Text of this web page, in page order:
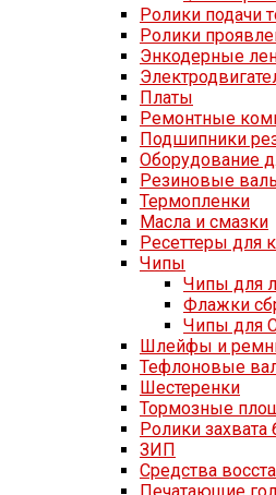
Ролики подачи
Ролики
Энкодерные
Платы
Ремонтные
Подшипники
Оборудование
Резиновые
Термопленки
Масла и смазки
Ресеттеры для
Чипы
Чипы для
Флажки
Чипы для
Шлейфы и
Тефлоновые
Шестеренки
Тормозные
Ролики захвата
ЗИП
Средства